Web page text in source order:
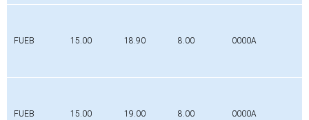
FUEB 15.00 18.90 8.00 0000A
FUEB 15.00 19.00 8.00 0000A